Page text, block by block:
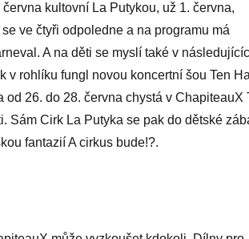
kultovní La Putykou, už 1. června,
ve čtyři odpoledne a na programu má
A na děti se myslí také v
v rohlíku fungl novou koncertní šou Ten
26. do 28. června chystá v ChapiteauX
Sám Cirk La Putyka se pak do dětské
fantazií A cirkus bude!?.